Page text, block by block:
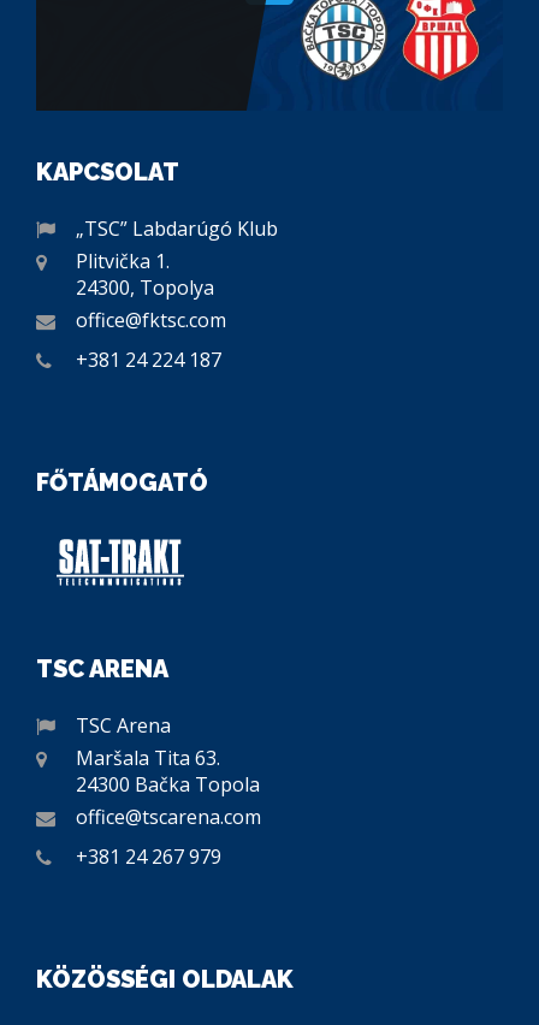
KAPCSOLAT
„TSC” Labdarúgó Klub
Plitvička 1.
24300, Topolya
office@fktsc.com
+381 24 224 187
FŐTÁMOGATÓ
TSC ARENA
TSC Arena
Maršala Tita 63.
24300 Bačka Topola
office@tscarena.com
+381 24 267 979
KÖZÖSSÉGI OLDALAK